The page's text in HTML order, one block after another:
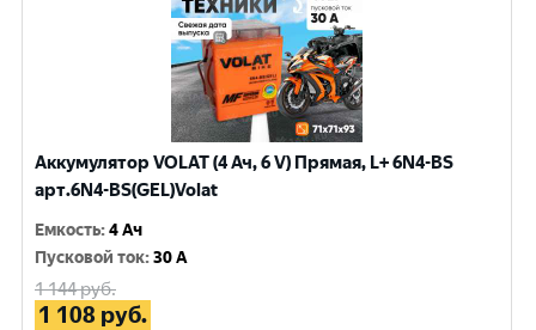
Аккумулятор VOLAT (4 Ач, 6 V) Прямая, L+ 6N4-BS
арт.6N4-BS(GEL)Volat
Емкость:4 Ач
Пусковой ток:30 A
1 144руб.
1 108 руб.